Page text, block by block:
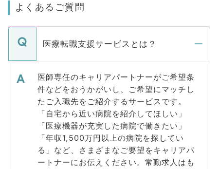
よくあるご質問
医療転職支援サービスとは？
医師専任のキャリアパートナーがご希望条
件などをおうかがいし、ご希望にマッチし
たご入職先をご紹介するサービスです。
「自宅から近い病院を紹介してほしい」
「医療機器が充実した病院で働きたい」
「年収1,500万円以上の病院を探してい
る」など、さまざまなご要望をキャリアパ
ートナーにお伝えください。常勤求人はも